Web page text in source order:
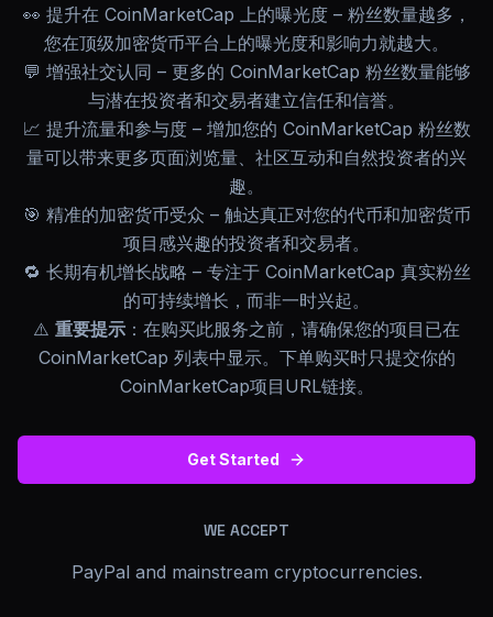
👀 提升在 CoinMarketCap 上的曝光度 – 粉丝数量越多，
您在顶级加密货币平台上的曝光度和影响力就越大。
💬 增强社交认同 – 更多的 CoinMarketCap 粉丝数量能够
与潜在投资者和交易者建立信任和信誉。
📈 提升流量和参与度 – 增加您的 CoinMarketCap 粉丝数
量可以带来更多页面浏览量、社区互动和自然投资者的兴
趣。
🎯 精准的加密货币受众 – 触达真正对您的代币和加密货币
项目感兴趣的投资者和交易者。
🔁 长期有机增长战略 – 专注于 CoinMarketCap 真实粉丝
的可持续增长，而非一时兴起。
⚠️ 重要提示 ：在购买此服务之前，请确保您的项目已在
CoinMarketCap 列表中显示。下单购买时只提交你的
CoinMarketCap项目URL链接。
Get Started
WE ACCEPT
PayPal and mainstream cryptocurrencies.